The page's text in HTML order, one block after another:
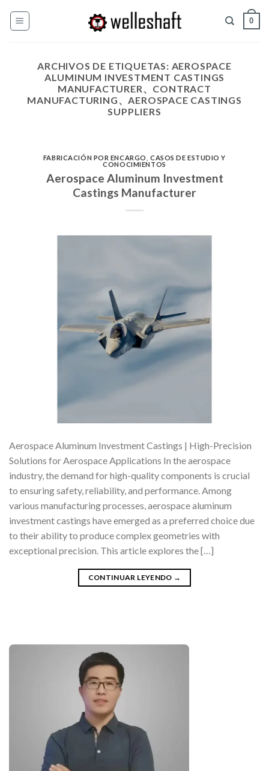
0
ARCHIVOS DE ETIQUETAS: AEROSPACE
ALUMINUM INVESTMENT CASTINGS
MANUFACTURER、CONTRACT
MANUFACTURING、AEROSPACE CASTINGS
SUPPLIERS
FABRICACIÓN POR ENCARGO
CASOS DE ESTUDIO Y
CONOCIMIENTOS
Aerospace Aluminum Investment
Castings Manufacturer
Aerospace Aluminum Investment Castings | High-Precision
Solutions for Aerospace Applications In the aerospace
industry, the demand for high-quality components is crucial
to ensuring safety, reliability, and performance. Among
various manufacturing processes, aerospace aluminum
investment castings have emerged as a preferred choice due
to their ability to produce complex geometries with
exceptional precision. This article explores the […]
CONTINUAR LEYENDO →